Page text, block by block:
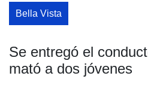
Bella Vista
Se entregó el
mató a dos jóvenes